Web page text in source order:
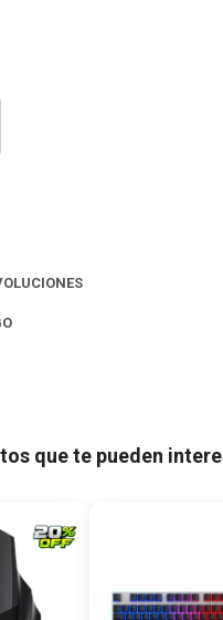
que te pueden